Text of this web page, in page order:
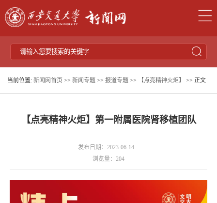
当前位置: 新闻网首页 >> 新闻专题 >> 报道专题 >> 【点亮精神火炬】 >> 正文
​【点亮精神火炬】第一附属医院肾移植团队
发布日期：2023-06-14
浏览量： 204